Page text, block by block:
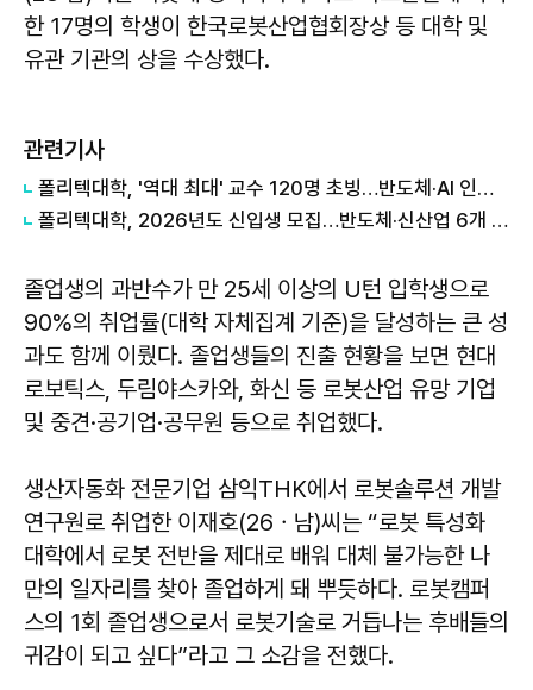
한 17명의 학생이 한국로봇산업협회장상 등 대학 및
유관 기관의 상을 수상했다.
관련기사
폴리텍대학, '역대 최대' 교수 120명 초빙…반도체·AI 인재 양성 강화
폴리텍대학, 2026년도 신입생 모집…반도체·신산업 6개 학과 신설
졸업생의 과반수가 만 25세 이상의 U턴 입학생으로
90%의 취업률(대학 자체집계 기준)을 달성하는 큰 성
과도 함께 이뤘다. 졸업생들의 진출 현황을 보면 현대
로보틱스, 두림야스카와, 화신 등 로봇산업 유망 기업
및 중견·공기업·공무원 등으로 취업했다.
생산자동화 전문기업 삼익THK에서 로봇솔루션 개발
연구원로 취업한 이재호(26ㆍ남)씨는 “로봇 특성화
대학에서 로봇 전반을 제대로 배워 대체 불가능한 나
만의 일자리를 찾아 졸업하게 돼 뿌듯하다. 로봇캠퍼
스의 1회 졸업생으로서 로봇기술로 거듭나는 후배들의
귀감이 되고 싶다”라고 그 소감을 전했다.